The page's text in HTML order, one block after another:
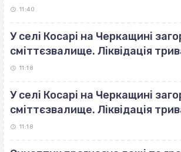
11:40
У селі Косарі на Черкащині
сміттєзвалище. Ліквідація
11:18
У селі Косарі на Черкащині
сміттєзвалище. Ліквідація
11:18